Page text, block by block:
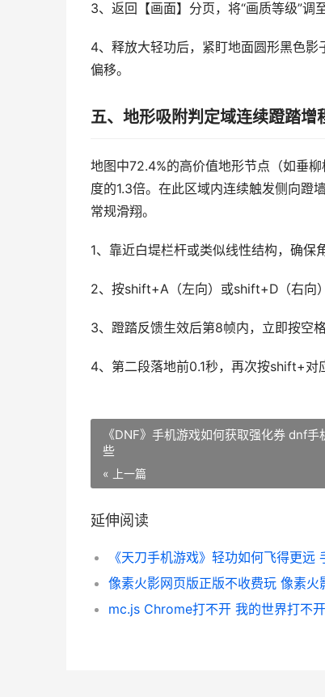
3、返回【画面】分页，将“画质等级”调
4、释放大轻功后，紧盯地面圆形黑色
偏移。
五、地形吸附判定域连续蹬踏增
地图中72.4%的高价值地形节点（如垂
度的1.3倍。在此区域内连续触发侧向蹬
常规滑翔。
1、靠近白堤栏杆或类似线性结构，确保
2、按shift+A（左向）或shift+D（右向
3、蹬踏反馈生效后第8帧内，立即按空
4、第二段落地前0.1秒，再次按shift+对
《DNF》手机游戏如何获取强化券 dnf手
些
« 上一篇
延伸阅读
mc.js Chrome打不开 我的世界打不